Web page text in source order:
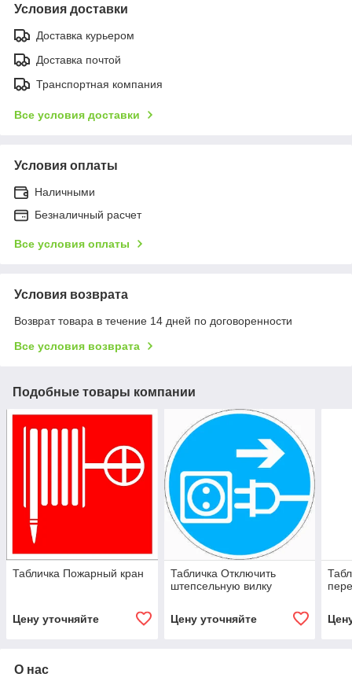
Условия доставки
Доставка курьером
Доставка почтой
Транспортная компания
Все условия доставки
Условия оплаты
Наличными
Безналичный расчет
Все условия оплаты
Условия возврата
Возврат товара в течение 14 дней по договоренности
Все условия возврата
Подобные товары компании
Табличка Пожарный кран
Цену уточняйте
Табличка Отключить
штепсельную вилку
Цену уточняйте
О нас